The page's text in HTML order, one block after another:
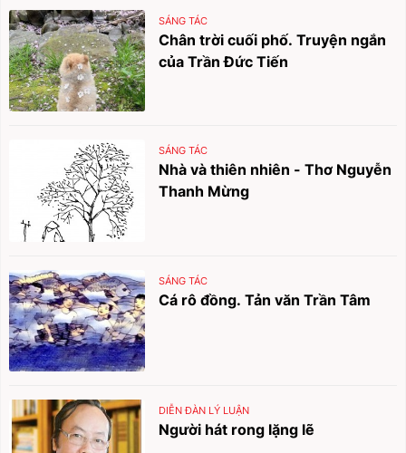
SÁNG TÁC
Chân trời cuối phố. Truyện ngắn
của Trần Đức Tiến
SÁNG TÁC
Nhà và thiên nhiên - Thơ Nguyễn
Thanh Mừng
SÁNG TÁC
Cá rô đồng. Tản văn Trần Tâm
DIỄN ĐÀN LÝ LUẬN
Người hát rong lặng lẽ